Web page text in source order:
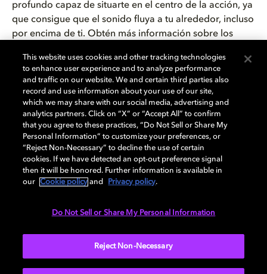
profundo capaz de situarte en el centro de la acción, ya
que consigue que el sonido fluya a tu alrededor, incluso
por encima de ti. Obtén más información sobre los
¿Necesitas un descanso de los videojuegos? Recuerda
que desde tu videoconsola también puedes
verpelículasyseriesen Dolby Vision y Dolby Atmos,
además de escuchar
con el sonido más
inmersivo. Accede a contenido en Dolby mediante
diferentes servicios de streaming, incluidosApple
TV+, Amazon Prime Video, Max,Netflixy Paramount+.
¿Mejor algo de música? Utiliza tu videoconsola para
que debe ser compatible con Dolby). Si quieres que te
ayudemos a configurar tu sistema de entretenimiento,
echa un vistazo a nuestraguía interactiva
This website uses cookies and other tracking technologies
to enhance user experience and to analyze performance
and traffic on our website. We and certain third parties also
record and use information about your use of our site,
which we may share with our social media, advertising and
analytics partners. Click on “X” or “Accept All” to confirm
that you agree to these practices, “Do Not Sell or Share My
Personal Information” to customize your preferences, or
“Reject Non-Necessary” to decline the use of certain
cookies. If we have detected an opt-out preference signal
then it will be honored. Further information is available in
our
Cookie policy and Privacy policy.
Do Not Sell or Share My Personal Information
Reject Non-Necessary